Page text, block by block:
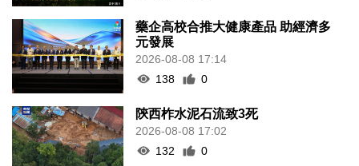
藥企高校合推大健康產品 助經濟多
元發展
2026-08-08 17:14
138
0
陝西柞水泥石流致3死
2026-08-08 17:02
132
0